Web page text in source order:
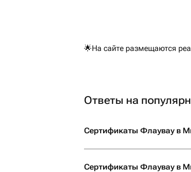
🌟На сайте размещаются
Ответы на
Сертификаты Флаувау в
Сертификаты Флаувау в